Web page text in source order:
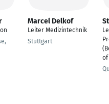
Marcel Delkof
Leiter Medizintechnik
Stuttgart
of